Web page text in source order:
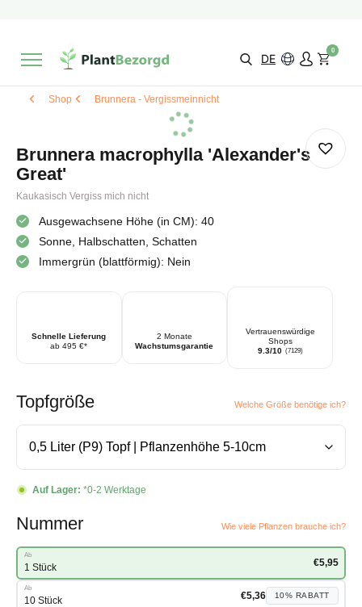
Wähle selbst
DE
0
Shop Brunnera - Vergissmeinnicht
Brunnera macrophylla 'Alexander's
Great'
Kaukasisch Vergiss mich nicht
Ausgewachsene Höhe (in CM): 40
Sonne, Halbschatten, Schatten
Immergrün (blattförmig): Nein
Schnelle Lieferung
ab 495 €*
2 Monate
Wachstumsgarantie
Vertrauenswürdige
Shops
9.3/10 (7129)
Topfgröße Welche Größe benötige ich?
Auf Lager: *0-2 Werktage
Nummer Wie viele Pflanzen brauche ich?
Ab
1 Stück €5,95
Ab
10 Stück €5,36 10% RABATT